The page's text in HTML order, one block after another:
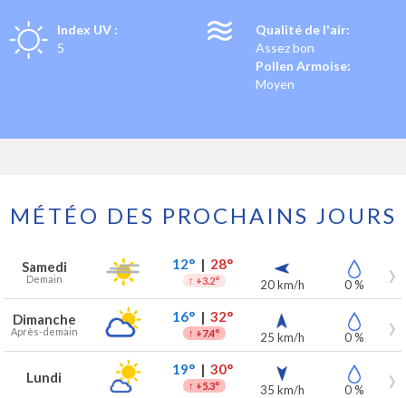
Index UV :
5
Qualité de l'air:
Assez bon
Pollen Armoise:
Moyen
MÉTÉO DES PROCHAINS JOURS
Prévisions météo à Nieppe pour les 7 prochains jours
Jour Météo Températures Vent Précipitations
Samedi
Demain
12°| 28°
↑ +3.2° 20 km/h 0 %
Dimanche
Après-demain
16°| 32°
↑ +7.4° 25 km/h 0 %
Lundi 19°| 30°
↑ +5.3° 35 km/h 0 %